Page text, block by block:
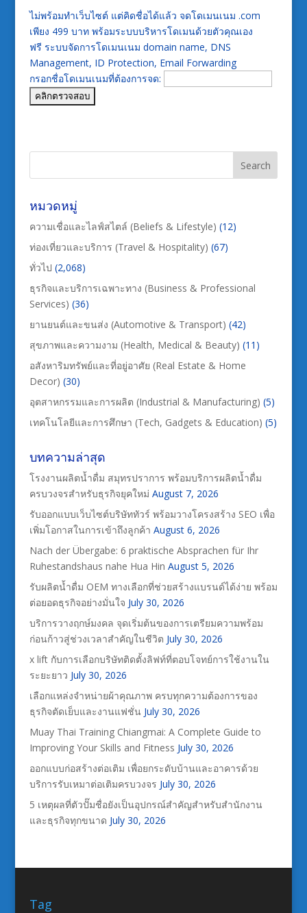
ไม่พร้อมทำเว็บไซต์ แต่คิดชื่อได้แล้ว จดโดเมนเนม .com
เพียง 499 บาท พร้อมระบบบริหารโดเมนด้วยตัวคุณเอง
ฟรี ระบบจัดการโดเมนเนม domain name, DNS
Management, ID Protection, Email Forwarding
กรอกชื่อโดเมนเนมที่ต้องการจด:
หมวดหมู่
ความเชื่อและไลฟ์สไตล์ (Beliefs & Lifestyle) (12)
ท่องเที่ยวและบริการ (Travel & Hospitality) (67)
ทั่วไป (2,068)
ธุรกิจและบริการเฉพาะทาง (Business & Professional
Services) (36)
ยานยนต์และขนส่ง (Automotive & Transport) (42)
สุขภาพและความงาม (Health, Medical & Beauty) (11)
อสังหาริมทรัพย์และที่อยู่อาศัย (Real Estate & Home
Decor) (30)
อุตสาหกรรมและการผลิต (Industrial & Manufacturing) (5)
เทคโนโลยีและการศึกษา (Tech, Gadgets & Education) (5)
บทความล่าสุด
โรงงานผลิตน้ำดื่ม สมุทรปราการ พร้อมบริการผลิตน้ำดื่ม
ครบวงจรสำหรับธุรกิจยุคใหม่ August 7, 2026
รับออกแบบเว็บไซต์บริษัททัวร์ พร้อมวางโครงสร้าง SEO เพื่อ
เพิ่มโอกาสในการเข้าถึงลูกค้า August 6, 2026
Nach der Übergabe: 6 praktische Absprachen für Ihr
Ruhestandshaus nahe Hua Hin August 5, 2026
รับผลิตน้ำดื่ม OEM ทางเลือกที่ช่วยสร้างแบรนด์ได้ง่าย พร้อม
ต่อยอดธุรกิจอย่างมั่นใจ July 30, 2026
บริการวางฤกษ์มงคล จุดเริ่มต้นของการเตรียมความพร้อม
ก่อนก้าวสู่ช่วงเวลาสำคัญในชีวิต July 30, 2026
x lift กับการเลือกบริษัทติดตั้งลิฟท์ที่ตอบโจทย์การใช้งานใน
ระยะยาว July 30, 2026
เลือกแหล่งจำหน่ายผ้าคุณภาพ ครบทุกความต้องการของ
ธุรกิจตัดเย็บและงานแฟชั่น July 30, 2026
Muay Thai Training Chiangmai: A Complete Guide to
Improving Your Skills and Fitness July 30, 2026
ออกแบบก่อสร้างต่อเติม เพื่อยกระดับบ้านและอาคารด้วย
บริการรับเหมาต่อเติมครบวงจร July 30, 2026
5 เหตุผลที่ตัวปั๊มชื่อยังเป็นอุปกรณ์สำคัญสำหรับสำนักงาน
และธุรกิจทุกขนาด July 30, 2026
Tag